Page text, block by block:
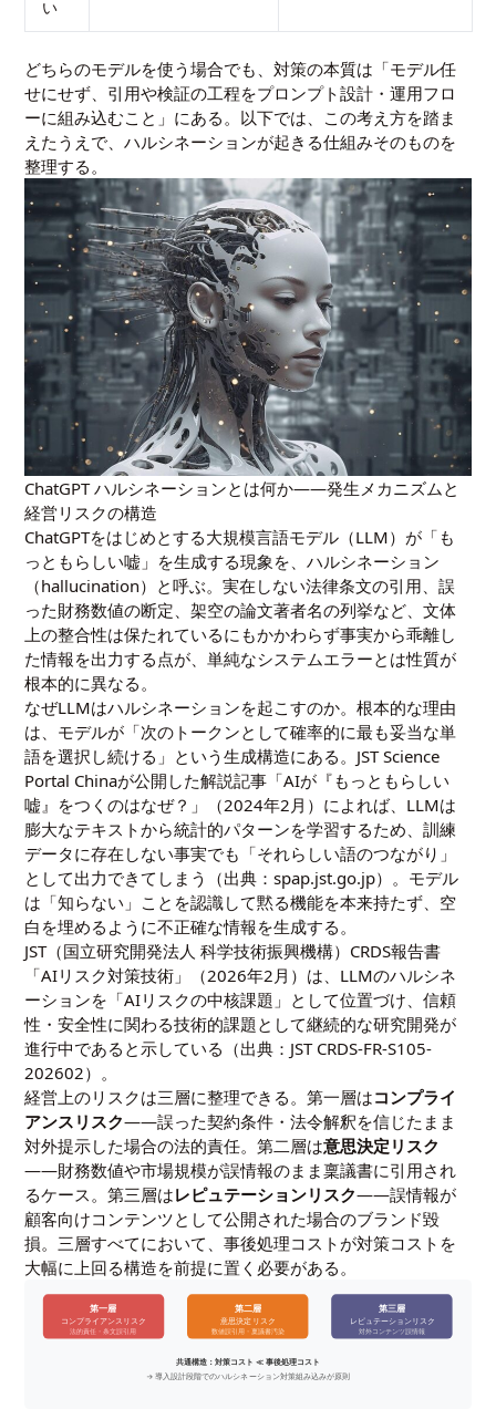
い
どちらのモデルを使う場合でも、対策の本質は「モデル任
せにせず、引用や検証の工程をプロンプト設計・運用フロ
ーに組み込むこと」にある。以下では、この考え方を踏ま
えたうえで、ハルシネーションが起きる仕組みそのものを
整理する。
ChatGPT ハルシネーションとは何か――発生メカニズムと
経営リスクの構造
ChatGPTをはじめとする大規模言語モデル（LLM）が「も
っともらしい嘘」を生成する現象を、ハルシネーション
（hallucination）と呼ぶ。実在しない法律条文の引用、誤
った財務数値の断定、架空の論文著者名の列挙など、文体
上の整合性は保たれているにもかかわらず事実から乖離し
た情報を出力する点が、単純なシステムエラーとは性質が
根本的に異なる。
なぜLLMはハルシネーションを起こすのか。根本的な理由
は、モデルが「次のトークンとして確率的に最も妥当な単
語を選択し続ける」という生成構造にある。JST Science
Portal Chinaが公開した解説記事「AIが『もっともらしい
嘘』をつくのはなぜ？」（2024年2月）によれば、LLMは
膨大なテキストから統計的パターンを学習するため、訓練
データに存在しない事実でも「それらしい語のつながり」
として出力できてしまう（出典：spap.jst.go.jp）。モデル
は「知らない」ことを認識して黙る機能を本来持たず、空
白を埋めるように不正確な情報を生成する。
JST（国立研究開発法人 科学技術振興機構）CRDS報告書
「AIリスク対策技術」（2026年2月）は、LLMのハルシネ
ーションを「AIリスクの中核課題」として位置づけ、信頼
性・安全性に関わる技術的課題として継続的な研究開発が
進行中であると示している（出典：JST CRDS-FR-S105-
202602）。
経営上のリスクは三層に整理できる。第一層はコンプライ
アンスリスク――誤った契約条件・法令解釈を信じたまま
対外提示した場合の法的責任。第二層は意思決定リスク
――財務数値や市場規模が誤情報のまま稟議書に引用され
るケース。第三層はレピュテーションリスク――誤情報が
顧客向けコンテンツとして公開された場合のブランド毀
損。三層すべてにおいて、事後処理コストが対策コストを
大幅に上回る構造を前提に置く必要がある。
第一層
コンプライアンスリスク
法的責任・条文誤引用
第二層
意思決定リスク
数値誤引用・稟議書汚染
第三層
レピュテーションリスク
対外コンテンツ誤情報
共通構造：対策コスト ≪ 事後処理コスト
→ 導入設計段階でのハルシネーション対策組み込みが原則